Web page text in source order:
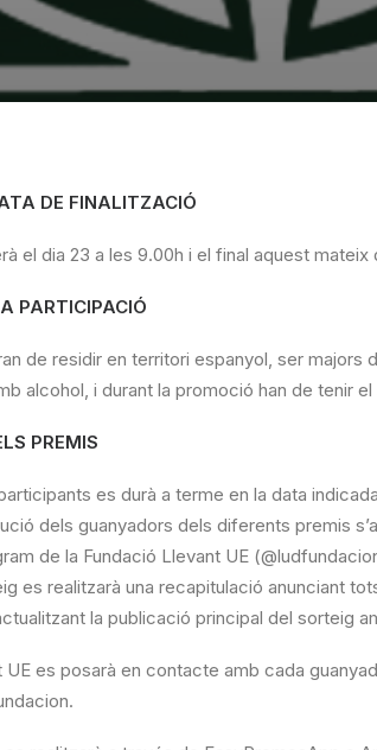
DE FINALITZACIÓ
el dia 23 a les 9.00h i el final aquest mateix
PARTICIPACIÓ
de residir en territori espanyol, ser majors
alcohol, i durant la promoció han de tenir
PREMIS
es durà a terme en la data
dels guanyadors dels diferents premis
de la Fundació Llevant UE
es realitzarà una recapitulació anunciant
la publicació principal del sorteig
UE es posarà en contacte amb cada